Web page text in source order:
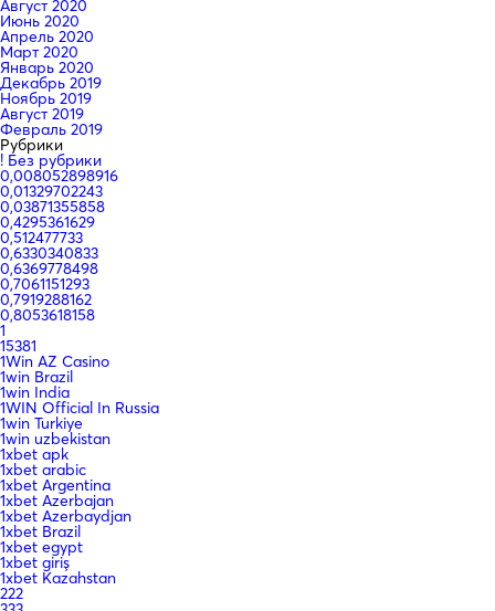
Август 2020
Июнь 2020
Апрель 2020
Март 2020
Январь 2020
Декабрь 2019
Ноябрь 2019
Август 2019
Февраль 2019
Рубрики
! Без рубрики
0,008052898916
0,01329702243
0,03871355858
0,4295361629
0,512477733
0,6330340833
0,6369778498
0,7061151293
0,7919288162
0,8053618158
1
15381
1Win AZ Casino
1win Brazil
1win India
1WIN Official In Russia
1win Turkiye
1win uzbekistan
1xbet apk
1xbet arabic
1xbet Argentina
1xbet Azerbajan
1xbet Azerbaydjan
1xbet Brazil
1xbet egypt
1xbet giriş
1xbet Kazahstan
222